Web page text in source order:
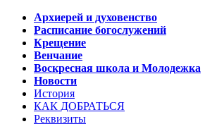
Архиерей и духовенство
Расписание богослужений
Крещение
Венчание
Воскресная школа и Молодежка
Новости
История
КАК ДОБРАТЬСЯ
Реквизиты